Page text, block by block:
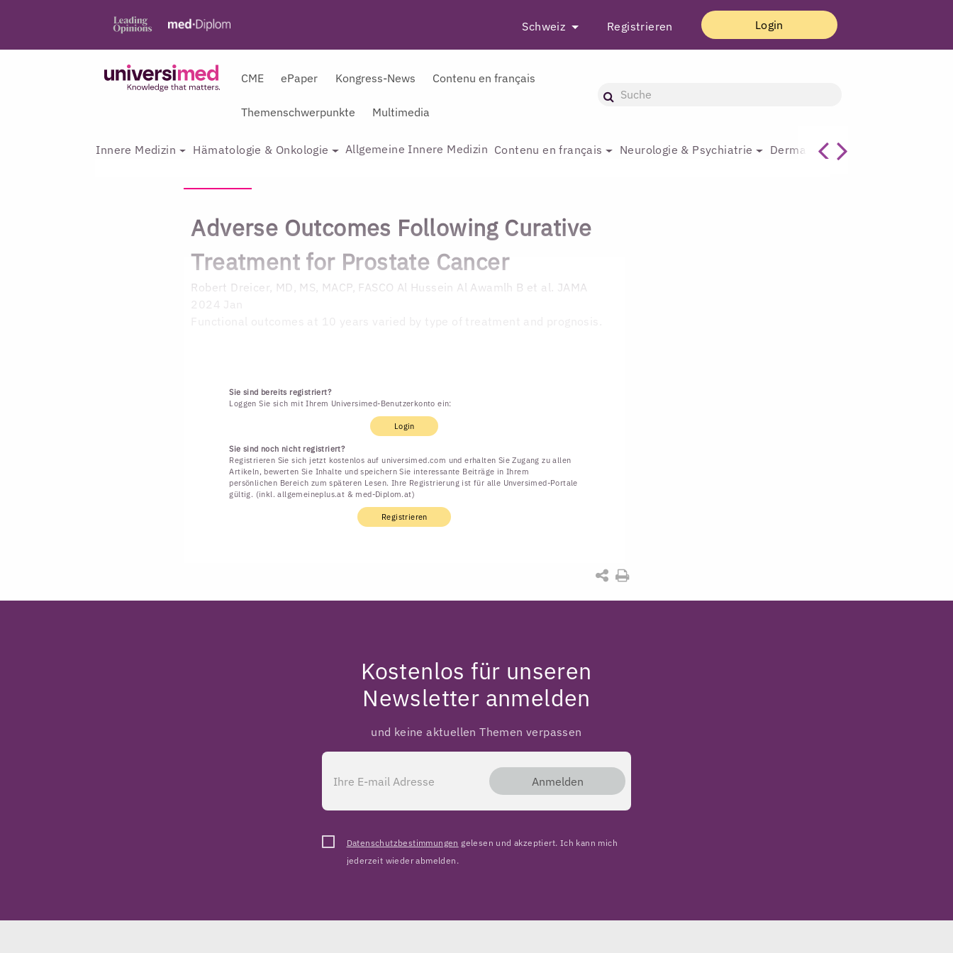
Schweiz Registrieren Login
CME ePaper Kongress-News Contenu en français
Themenschwerpunkte Multimedia
Innere Medizin Hämatologie & Onkologie Allgemeine Innere Medizin Contenu en français Neurologie & Psychiatrie Dermatologie & Plastische
Adverse Outcomes Following Curative
Treatment for Prostate Cancer
Robert Dreicer, MD, MS, MACP, FASCO Al Hussein Al Awamlh B et al. JAMA
2024 Jan
Sie sind bereits registriert?
Loggen Sie sich mit Ihrem Universimed-Benutzerkonto ein:
Login
Sie sind noch nicht registriert?
Registrieren Sie sich jetzt kostenlos auf universimed.com und erhalten Sie Zugang zu allen
Artikeln, bewerten Sie Inhalte und speichern Sie interessante Beiträge in Ihrem
persönlichen Bereich zum späteren Lesen. Ihre Registrierung ist für alle Unversimed-Portale
gültig. (inkl. allgemeineplus.at & med-Diplom.at)
Registrieren
Kostenlos für unseren
Newsletter anmelden
und keine aktuellen Themen verpassen
Anmelden
Datenschutzbestimmungen gelesen und akzeptiert. Ich kann mich
jederzeit wieder abmelden.